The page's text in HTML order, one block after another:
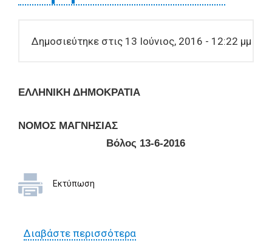
Δημοσιεύτηκε στις 13 Ιούνιος, 2016 - 12:22 μμ
ΕΛΛΗΝΙΚΗ ΔΗΜΟΚΡΑΤΙΑ
ΝΟΜΟΣ ΜΑΓΝΗΣΙΑΣ
Βόλος 13-6-2016
Εκτύπωση
Διαβάστε περισσότεραγια Έρευνα αγοράς για την